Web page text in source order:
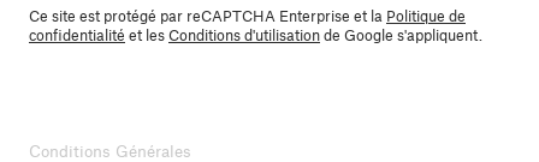
Ce site est protégé par reCAPTCHA Enterprise et la Politique de
confidentialité et lesConditions d'utilisationde Google s'appliquent.
Conditions Générales